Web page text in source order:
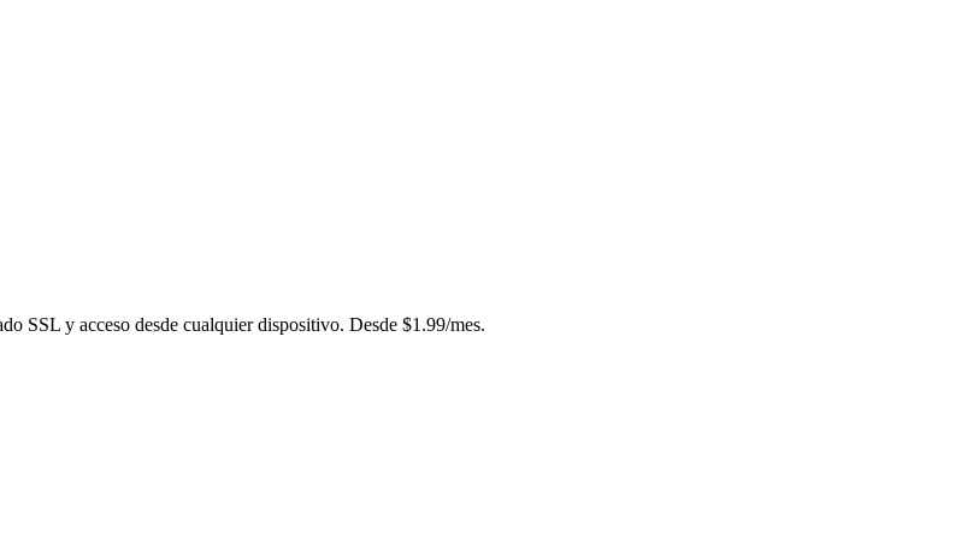
SSL y acceso desde cualquier dispositivo. Desde $1.99/mes.